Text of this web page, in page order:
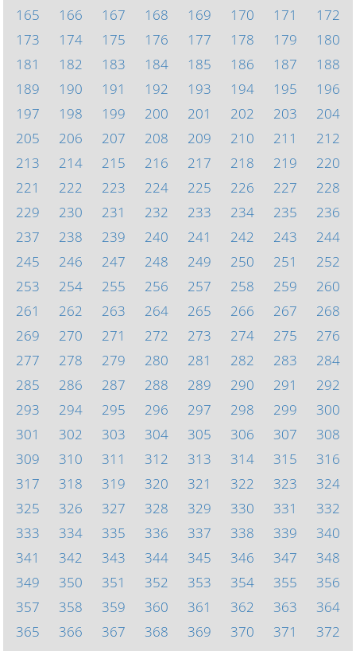
165
166 167 168 169 170 171
172
173
174 175 176 177 178 179
180
181
182 183 184 185 186 187
188
189
190 191 192 193 194 195
196
197
198 199 200 201 202 203
204
205
206 207 208 209 210 211
212
213
214 215 216 217 218 219
220
221
222 223 224 225 226 227
228
229
230 231 232 233 234 235
236
237
238 239 240 241 242 243
244
245
246 247 248 249 250 251
252
253
254 255 256 257 258 259
260
261
262 263 264 265 266 267
268
269
270 271 272 273 274 275
276
277
278 279 280 281 282 283
284
285
286 287 288 289 290 291
292
293
294 295 296 297 298 299
300
301
302 303 304 305 306 307
308
309
310 311 312 313 314 315
316
317
318 319 320 321 322 323
324
325
326 327 328 329 330 331
332
333
334 335 336 337 338 339
340
341
342 343 344 345 346 347
348
349
350 351 352 353 354 355
356
357
358 359 360 361 362 363
364
365
366 367 368 369 370 371
372